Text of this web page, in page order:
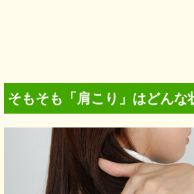
そもそも「肩こり」はどんな